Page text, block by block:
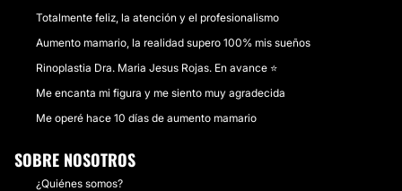
Totalmente feliz, la atención y el profesionalismo
Aumento mamario, la realidad supero 100% mis sueños
Rinoplastia Dra. Maria Jesus Rojas. En avance ⭐
Me encanta mi figura y me siento muy agradecida
Me operé hace 10 días de aumento mamario
SOBRE NOSOTROS
¿Quiénes somos?